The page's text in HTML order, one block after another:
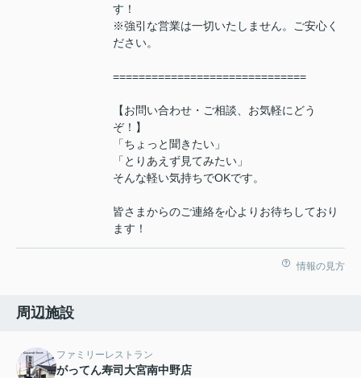
す！
※強引な営業は一切いたしません。ご安心く
ださい。
==============================
【お問い合わせ・ご相談、お気軽にどう
ぞ！】
「ちょっと聞きたい」
「とりあえず見てみたい」
そんな軽い気持ちでOKです。
皆さまからのご連絡を心よりお待ちしており
ます！
情報の見方
周辺施設
ファミリーレストラン
がってん寿司大宮南中野店